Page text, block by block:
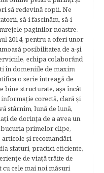
să redevină copii. Ne
să-i fascinăm, să-i
paginilor noastre.​
2014, pentru a oferi unor
posibilitatea de a-şi
echipa colaborând
în domeniile de maxim
o serie întreagă de
structurate, aşa încât
corectă, clară şi
stârnim, lună de lună,
de dorinţa de a avea un
primelor clipe,
şi recomandări
sfaturi, practici eficiente,
de viaţă trăite de
cele mai noi măsuri